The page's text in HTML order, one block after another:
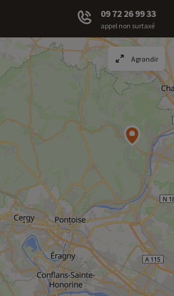
09 72 26 99 33
appel non surtaxé
Agrandir